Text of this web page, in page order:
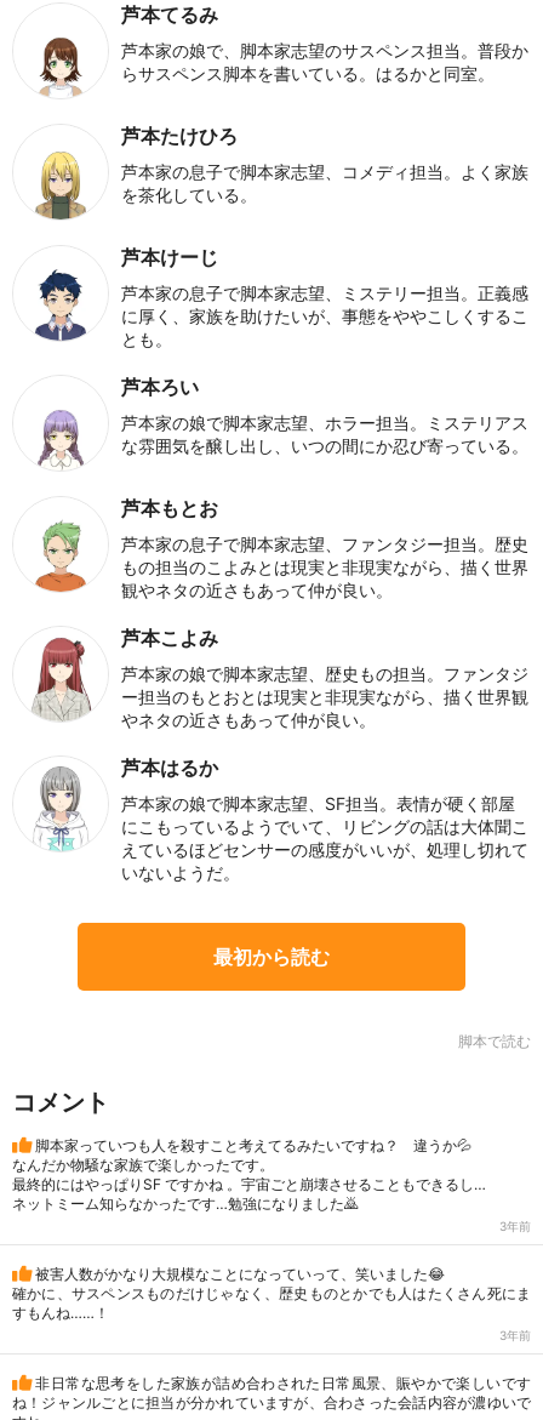
芦本てるみ
芦本家の娘で、脚本家志望のサスペンス担当。普段か
らサスペンス脚本を書いている。はるかと同室。
芦本たけひろ
芦本家の息子で脚本家志望、コメディ担当。よく家族
を茶化している。
芦本けーじ
芦本家の息子で脚本家志望、ミステリー担当。正義感
に厚く、家族を助けたいが、事態をややこしくするこ
とも。
芦本ろい
芦本家の娘で脚本家志望、ホラー担当。ミステリアス
な雰囲気を醸し出し、いつの間にか忍び寄っている。
芦本もとお
芦本家の息子で脚本家志望、ファンタジー担当。歴史
もの担当のこよみとは現実と非現実ながら、描く世界
観やネタの近さもあって仲が良い。
芦本こよみ
芦本家の娘で脚本家志望、歴史もの担当。ファンタジ
ー担当のもとおとは現実と非現実ながら、描く世界観
やネタの近さもあって仲が良い。
芦本はるか
芦本家の娘で脚本家志望、SF担当。表情が硬く部屋
にこもっているようでいて、リビングの話は大体聞こ
えているほどセンサーの感度がいいが、処理し切れて
いないようだ。
最初から読む
脚本で読む
コメント
脚本家っていつも人を殺すこと考えてるみたいですね？ 違うか💦
なんだか物騒な家族で楽しかったです。
最終的にはやっぱりSF ですかね 。宇宙ごと崩壊させることもできるし…
ネットミーム知らなかったです…勉強になりました🙇
3年前
被害人数がかなり大規模なことになっていって、笑いました😂
確かに、サスペンスものだけじゃなく、歴史ものとかでも人はたくさん死にま
すもんね……！
3年前
非日常な思考をした家族が詰め合わされた日常風景、賑やかで楽しいです
ね！ジャンルごとに担当が分かれていますが、合わさった会話内容が濃ゆいで